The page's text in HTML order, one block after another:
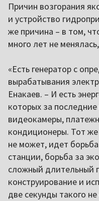
Причин возгорания
и устройство
же причина – в том,
много лет не
«Есть генератор с
вырабатывания
Енакаев. – И есть
которых за
видеокамеры,
кондиционеры. Тот же
не может, идет
станции, борьба за
сложный длительный
конструирование и
две секунды такого